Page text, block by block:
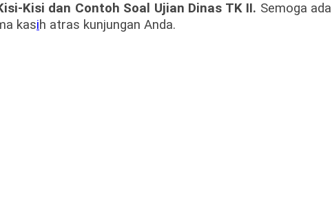
Kisi dan Contoh Soal Ujian Dinas TK II. Semoga ada
kasih atras kunjungan Anda.